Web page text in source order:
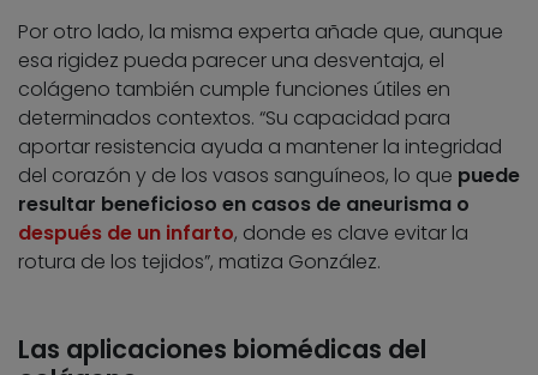
Por otro lado, la misma experta añade que, aunque
esa rigidez pueda parecer una desventaja, el
colágeno también cumple funciones útiles en
determinados contextos. “Su capacidad para
aportar resistencia ayuda a mantener la integridad
del corazón y de los vasos sanguíneos, lo que puede
resultar beneficioso en casos de aneurisma o
después de un infarto, donde es clave evitar la
rotura de los tejidos”, matiza González.
Las aplicaciones biomédicas del